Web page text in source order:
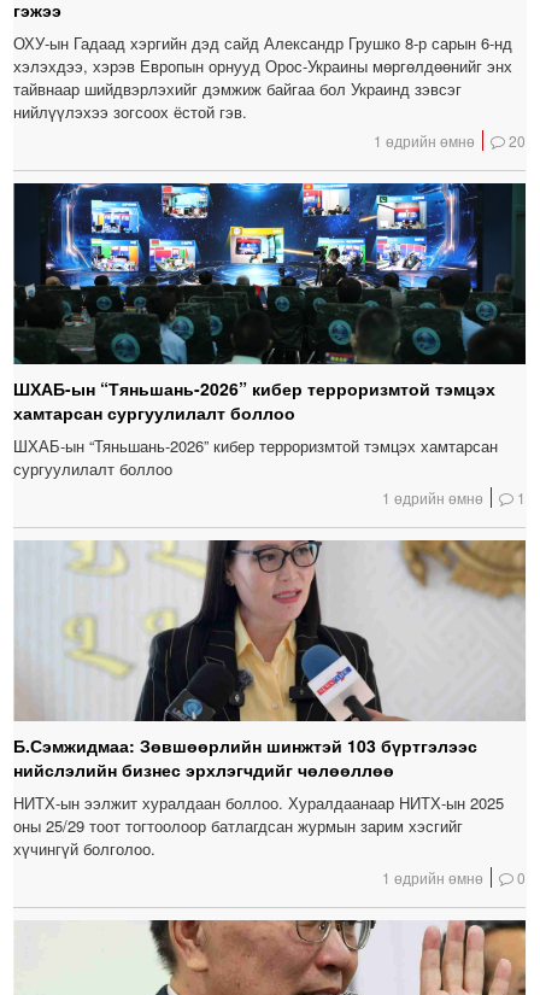
гэжээ
ОХУ-ын Гадаад хэргийн дэд сайд Александр Грушко 8-р сарын 6-нд
хэлэхдээ, хэрэв Европын орнууд Орос-Украины мөргөлдөөнийг энх
тайвнаар шийдвэрлэхийг дэмжиж байгаа бол Украинд зэвсэг
нийлүүлэхээ зогсоох ёстой гэв.
1 өдрийн өмнө 20
ШХАБ-ын “Тяньшань-2026” кибер терроризмтой тэмцэх
хамтарсан сургуулилалт боллоо
ШХАБ-ын “Тяньшань-2026” кибер терроризмтой тэмцэх хамтарсан
сургуулилалт боллоо
1 өдрийн өмнө 1
Б.Сэмжидмаа: Зөвшөөрлийн шинжтэй 103 бүртгэлээс
нийслэлийн бизнес эрхлэгчдийг чөлөөллөө
НИТХ-ын ээлжит хуралдаан боллоо. Хуралдаанаар НИТХ-ын 2025
оны 25/29 тоот тогтоолоор батлагдсан журмын зарим хэсгийг
хүчингүй болголоо.
1 өдрийн өмнө 0